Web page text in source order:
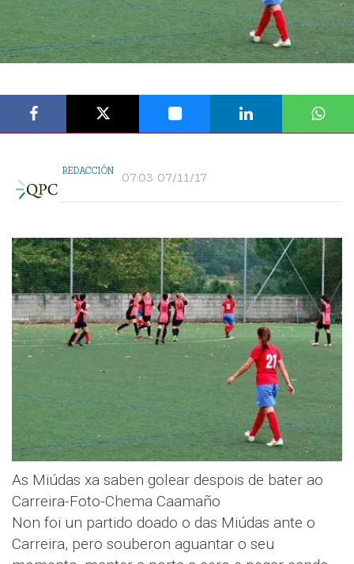
REDACCIÓN 07:03 07/11/17
As Miúdas xa saben golear despois de bater ao
Carreira-Foto-Chema Caamaño
Non foi un partido doado o das Miúdas ante o
Carreira, pero souberon aguantar o seu